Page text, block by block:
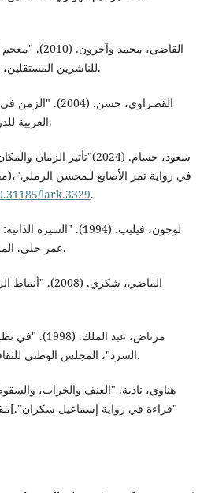
القاضي، محمد
للناشرين المستقلين، ط1، دار علي للنشر، تونس.
القصراوي، حسن.
العربية للدراسات والنشر، ط1، بيروت.
سعود، حسام. (2024)"تأثير
lark.3329.
لوجون، فيليب. (1994).
عمر حلي. المركز الثقافي العربي، بيروت.
الماضي، شكري.
مرتاض، عبد
السرد"، المجلس الوطني للثقافة والفنون والآداب، الكويت.
"قراءة في رواية إسماعيل